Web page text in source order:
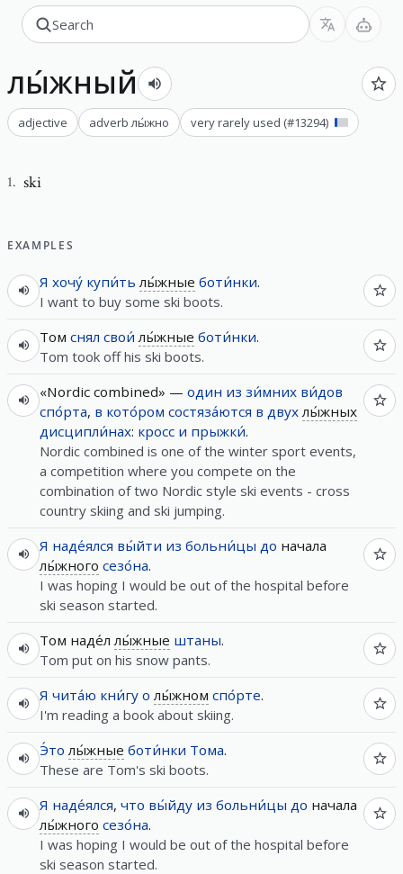
лы́жный
adjective adverb лы́жно very rarely used (#13294)
1. ski
EXAMPLES
Я хочу́ купи́ть лы́жные боти́нки.
I want to buy some ski boots.
Том снял свои́ лы́жные боти́нки.
Tom took off his ski boots.
«Nordic combined» — один из зи́мних ви́дов
спо́рта, в кото́ром состяза́ются в двух лы́жных
дисципли́нах: кросс и прыжки́.
Nordic combined is one of the winter sport events,
a competition where you compete on the
combination of two Nordic style ski events - cross
country skiing and ski jumping.
Я наде́ялся вы́йти из больни́цы до начала
лы́жного сезо́на.
I was hoping I would be out of the hospital before
ski season started.
Том наде́л лы́жные штаны.
Tom put on his snow pants.
Я чита́ю кни́гу о лы́жном спо́рте.
I'm reading a book about skiing.
Э́то лы́жные боти́нки Тома.
These are Tom's ski boots.
Я наде́ялся, что вы́йду из больни́цы до начала
лы́жного сезо́на.
I was hoping I would be out of the hospital before
ski season started.